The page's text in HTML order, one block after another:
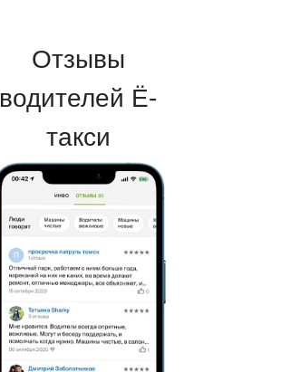
Отзывы
водителей Ё-
такси